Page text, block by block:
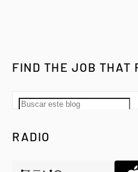
FIND THE JOB THAT
RADIO